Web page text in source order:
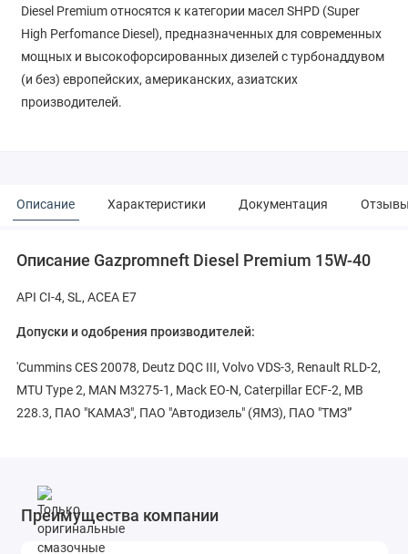
Diesel Premium относятся к категории масел SHPD (Super
High Perfomance Diesel), предназначенных для современных
мощных и высокофорсированных дизелей с турбонаддувом
(и без) европейских, американских, азиатских
производителей.
Описание Характеристики Документация
Описание Gazpromneft Diesel Premium 15W-40
API CI-4, SL, ACEA E7
Допуски и одобрения производителей:
'Cummins CES 20078, Deutz DQC III, Volvo VDS-3, Renault RLD-2,
MTU Type 2, MAN M3275-1, Mack EO-N, Caterpillar ECF-2, MB
228.3, ПАО "КАМАЗ", ПАО "Автодизель" (ЯМЗ), ПАО "ТМЗ"'
Преимущества компании